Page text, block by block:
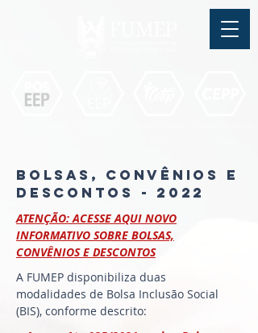
bolsas, convênios e
descontos - 2022
ATENÇÃO: ACESSE AQUI NOVO
INFORMATIVO SOBRE BOLSAS,
CONVÊNIOS E DESCONTOS
A FUMEP disponibiliza duas
modalidades de Bolsa Inclusão Social
(BIS), conforme descrito: